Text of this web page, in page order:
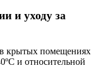
и уходу за
в крытых помещениях
и относительной